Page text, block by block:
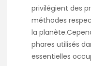
privilégient des
méthodes
la
phares utilisés
essentielles